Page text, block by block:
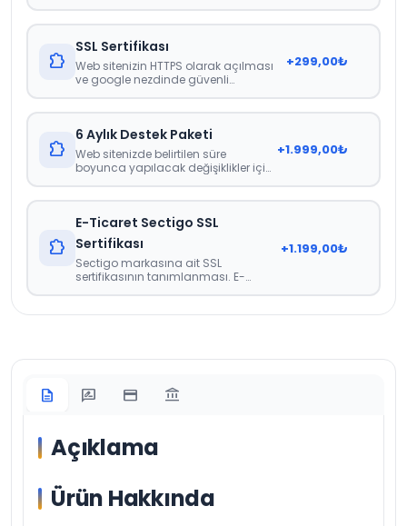
extension
SSL Sertifikası
Web sitenizin HTTPS olarak açılması
ve google nezdinde güvenli
+299,00₺
extension
6 Aylık Destek Paketi
Web sitenizde belirtilen süre
boyunca yapılacak değişiklikler için
güncellemeleri gibi web sitenizdeki
genel güncellemeler noktasında
destek paketidir.
+1.999,00₺
extension
E-Ticaret Sectigo SSL
Sertifikası
Sectigo markasına ait SSL
sertifikasının tanımlanması. E-
+1.199,00₺
description rate_review credit_card account_balance
Açıklama
Ürün Hakkında